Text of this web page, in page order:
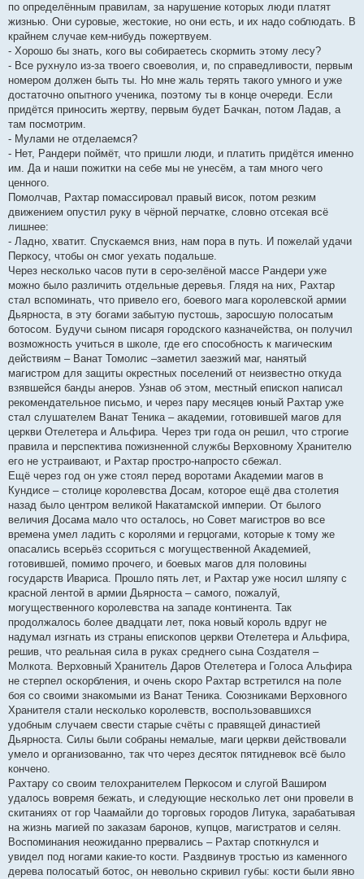
по определённым правилам, за нарушение которых люди платят
жизнью. Они суровые, жестокие, но они есть, и их надо соблюдать. В
крайнем случае кем-нибудь пожертвуем.
- Хорошо бы знать, кого вы собираетесь скормить этому лесу?
- Все рухнуло из-за твоего своеволия, и, по справедливости, первым
номером должен быть ты. Но мне жаль терять такого умного и уже
достаточно опытного ученика, поэтому ты в конце очереди. Если
придётся приносить жертву, первым будет Бачкан, потом Ладав, а
там посмотрим.
- Мулами не отделаемся?
- Нет, Рандери поймёт, что пришли люди, и платить придётся именно
им. Да и наши пожитки на себе мы не унесём, а там много чего
ценного.
Помолчав, Рахтар помассировал правый висок, потом резким
движением опустил руку в чёрной перчатке, словно отсекая всё
лишнее:
- Ладно, хватит. Спускаемся вниз, нам пора в путь. И пожелай удачи
Перкосу, чтобы он смог уехать подальше.
Через несколько часов пути в серо-зелёной массе Рандери уже
можно было различить отдельные деревья. Глядя на них, Рахтар
стал вспоминать, что привело его, боевого мага королевской армии
Дьярноста, в эту богами забытую пустошь, заросшую полосатым
ботосом. Будучи сыном писаря городского казначейства, он получил
возможность учиться в школе, где его способность к магическим
действиям – Ванат Томолис –заметил заезжий маг, нанятый
магистром для защиты окрестных поселений от неизвестно откуда
взявшейся банды анеров. Узнав об этом, местный епископ написал
рекомендательное письмо, и через пару месяцев юный Рахтар уже
стал слушателем Ванат Теника – академии, готовившей магов для
церкви Отелетера и Альфира. Через три года он решил, что строгие
правила и перспектива пожизненной службы Верховному Хранителю
его не устраивают, и Рахтар простро-напросто сбежал.
Ещё через год он уже стоял перед воротами Академии магов в
Кундисе – столице королевства Досам, которое ещё два столетия
назад было центром великой Накатамской империи. От былого
величия Досама мало что осталось, но Совет магистров во все
времена умел ладить с королями и герцогами, которые к тому же
опасались всерьёз ссориться с могущественной Академией,
готовившей, помимо прочего, и боевых магов для половины
государств Ивариса. Прошло пять лет, и Рахтар уже носил шляпу с
красной лентой в армии Дьярноста – самого, пожалуй,
могущественного королевства на западе континента. Так
продолжалось более двадцати лет, пока новый король вдруг не
надумал изгнать из страны епископов церкви Отелетера и Альфира,
решив, что реальная сила в руках среднего сына Создателя –
Молкота. Верховный Хранитель Даров Отелетера и Голоса Альфира
не стерпел оскорбления, и очень скоро Рахтар встретился на поле
боя со своими знакомыми из Ванат Теника. Союзниками Верховного
Хранителя стали несколько королевств, воспользовавшихся
удобным случаем свести старые счёты с правящей династией
Дьярноста. Силы были собраны немалые, маги церкви действовали
умело и организованно, так что через десяток пятидневок всё было
кончено.
Рахтару со своим телохранителем Перкосом и слугой Ваширом
удалось вовремя бежать, и следующие несколько лет они провели в
скитаниях от гор Чаамайли до торговых городов Литука, зарабатывая
на жизнь магией по заказам баронов, купцов, магистратов и селян.
Воспоминания неожиданно прервались – Рахтар споткнулся и
увидел под ногами какие-то кости. Раздвинув тростью из каменного
дерева полосатый ботос, он невольно скривил губы: кости были явно